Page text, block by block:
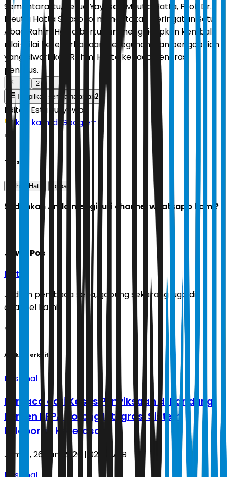
Sementara itu, Ketua Yayasan Meutia Hatta, Prof. Dr.
Meutia Hatta Swasono, mengatakan peringatan Satu
Abad Rahmi Hatta bertujuan menghidupkan kembali
nilai-nilai kesederhanaan, keteguhan, dan pengabdian
yang diwariskan Rahmi Hatta kepada generasi
penerus.
2
Tampilkan semua halaman2
Editor: Estu Suryowati
Ikuti kami di Google
Tags
Rahmi Hatta pppa
Sudahkah Anda mengikuti channel whatsapp kami?
Jawa Pos
Ikuti
Jadilah pembaca setia, gabung sekarang juga di
channel kami!
Artikel Terkait
Nasional
Berkaca dari Kasus Penyiksaan di Bandung,
Kemen PPPA Dorong Integrasi Sistem
Pelaporan Kekerasan
Jumat, 26 Juni 2026 | 02.02 WIB